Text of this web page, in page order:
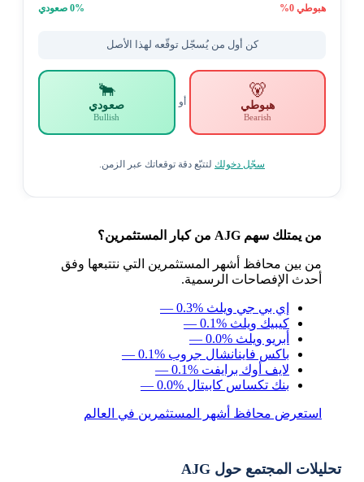
هبوطي0
%
0% صعودي
كن أول من يُسجّل توقّعه لهذا الأصل
🐻
هبوطي
Bearish
أو
🐂
صعودي
Bullish
سجّل دخولكلتتبّع دقة توقعاتك عبر الزمن.
من يمتلك سهم AJG من كبار المستثمرين؟
من بين محافظ أشهر المستثمرين التي نتتبعها وفق
أحدث الإفصاحات الرسمية.
إي بي جي ويلث — 0.3%
كيبيك ويلث — 0.1%
أبريو ويلث — 0.0%
باكس فاينانشال جروب — 0.1%
لايف أوك برايفت — 0.1%
بنك تكساس كابيتال — 0.0%
استعرض محافظ أشهر المستثمرين في العالم
تحليلات المجتمع حول AJG